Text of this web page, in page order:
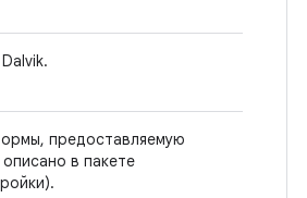
предоставляемую
в пакете